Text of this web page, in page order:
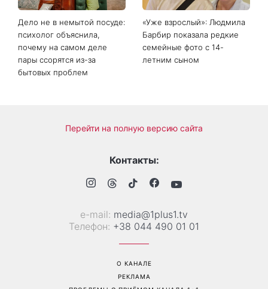
Дело не в немытой посуде:
психолог объяснила,
почему на самом деле
пары ссорятся из-за
бытовых проблем
«Уже взрослый»: Людмила
Барбир показала редкие
семейные фото с 14-
летним сыном
Перейти на полную версию сайта
Контакты:
е-mail: media@1plus1.tv
Телефон: +38 044 490 01 01
О КАНАЛЕ
РЕКЛАМА